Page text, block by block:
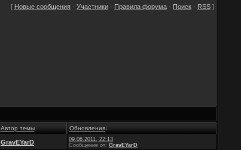
[ Новые сообщения · Участники · Правила форума · Поиск · RSS ]
Автор темы Обновления↓
GravEYarD
09.06.2011, 22:13
Сообщение от: GravEYarD